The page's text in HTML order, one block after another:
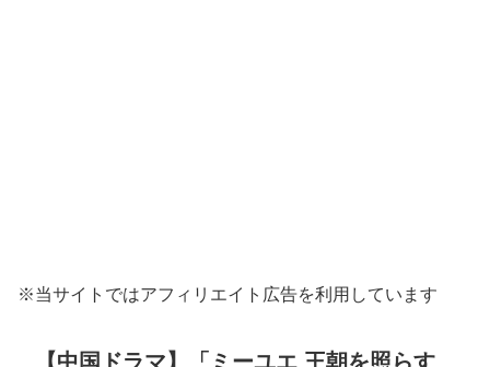
※当サイトではアフィリエイト広告を利用しています
【中国ドラマ】「ミーユエ 王朝を照らす